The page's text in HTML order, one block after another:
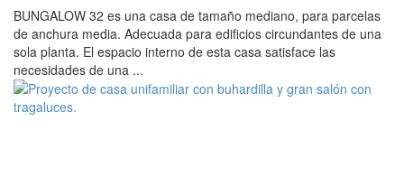
BUNGALOW 32 es una casa de tamaño mediano, para parcelas
de anchura media. Adecuada para edificios circundantes de una
sola planta. El espacio interno de esta casa satisface las
necesidades de una ...